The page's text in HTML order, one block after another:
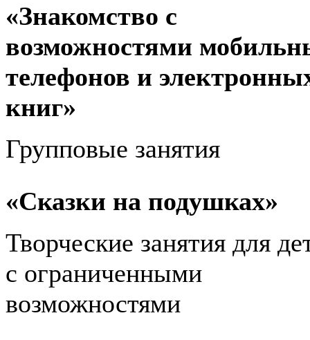
«Знакомство с
возможностями
телефонов и
книг»
Групповые занятия
«Сказки на подушках»
Творческие занятия для
с ограниченными
возможностями